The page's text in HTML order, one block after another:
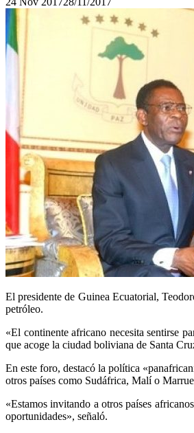
El presidente de Guinea Ecuatorial,
petróleo.
«El continente africano necesita sentirse
que acoge la ciudad boliviana de Santa
En este foro, destacó la política
otros países como Sudáfrica, Malí o
«Estamos invitando a otros países
oportunidades», señaló.